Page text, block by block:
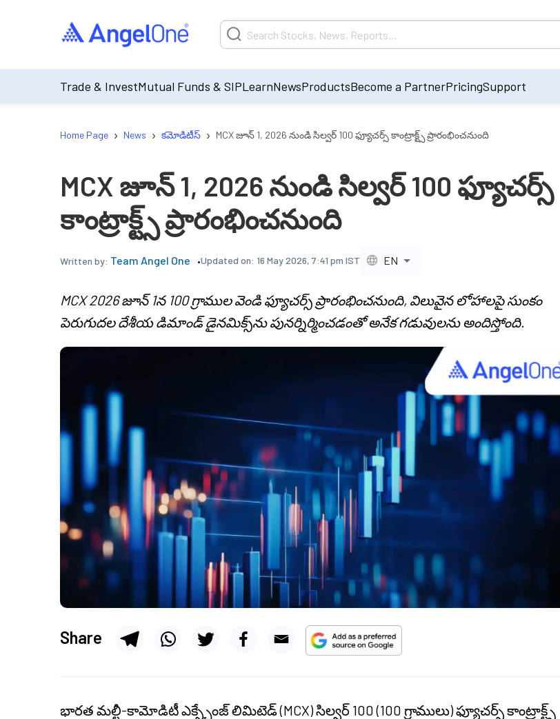
Trade & InvestMutual Funds & SIPLearnNewsProductsBecome a PartnerPricingSupport
Home Page › News › కమోడిటీస్ › MCX జూన్ 1, 2026 నుండి సిల్వర్ 100 ఫ్యూచర్స్ కాంట్రాక్ట్స్ ప్రారంభించనుంది
MCX జూన్ 1, 2026 నుండి సిల్వర్ 100 ఫ్యూచర్స్
కాంట్రాక్ట్స్ ప్రారంభించనుంది
Written by: Team Angel One Updated on: 16 May 2026, 7:41 pm IST EN
MCX 2026 జూన్ 1న 100 గ్రాముల వెండి ఫ్యూచర్స్ ప్రారంభించనుంది, విలువైన లోహాలపై సుంకం
పెరుగుదల దేశీయ డిమాండ్ డైనమిక్స్‌ను పునర్నిర్మించడంతో అనేక గడువులను అందిస్తోంది.
Share
భారత మల్టీ-కామోడిటీ ఎక్స్చేంజ్ లిమిటెడ్ (MCX) సిల్వర్ 100 (100 గ్రాములు) ఫ్యూచర్స్ కాంట్రాక్ట్స్